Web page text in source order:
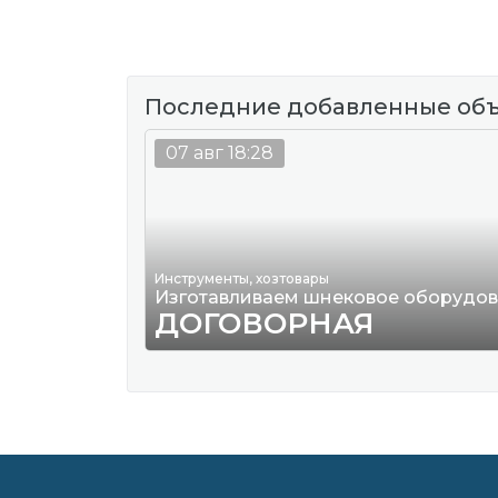
Последние добавленные
Инструменты, хозтовары
Изготавливаем шнековое
ДОГОВОРНАЯ
07 авг 18:28